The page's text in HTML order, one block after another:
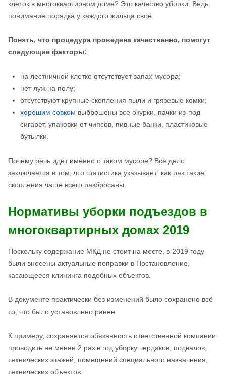
клеток в многоквартирном доме? Это качество уборки. Ведь
понимание порядка у каждого жильца своё.
Понять, что процедура проведена качественно, помогут
следующие факторы:
на лестничной клетке отсутствует запах мусора;
нет луж на полу;
отсутствуют крупные скопления пыли и грязевые комки;
хорошим совком выброшены все окурки, пачки из-под
сигарет, упаковки от чипсов, пивные банки, пластиковые
бутылки.
Почему речь идёт именно о таком мусоре? Всё дело
заключается в том, что статистика указывает: как раз такие
скопления чаще всего разбросаны.
Нормативы уборки подъездов в
многоквартирных домах 2019
Поскольку содержание МКД не стоит на месте, в 2019 году
были внесены актуальные поправки в Постановление,
касающееся клининга подобных объектов.
В документе практически без изменений было сохранено всё
то, что было установлено ранее.
К примеру, сохраняется обязанность ответственной компании
проводить не менее 2 раз в год уборку чердаков, подвалов,
технических этажей, помещений специального назначения,
технических объектов.